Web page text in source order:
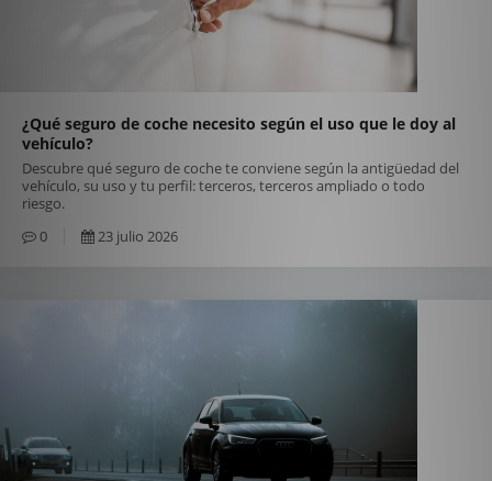
¿Qué seguro de coche necesito según el uso que le doy al
vehículo?
Descubre qué seguro de coche te conviene según la antigüedad del
vehículo, su uso y tu perfil: terceros, terceros ampliado o todo
riesgo.
0
23 julio 2026